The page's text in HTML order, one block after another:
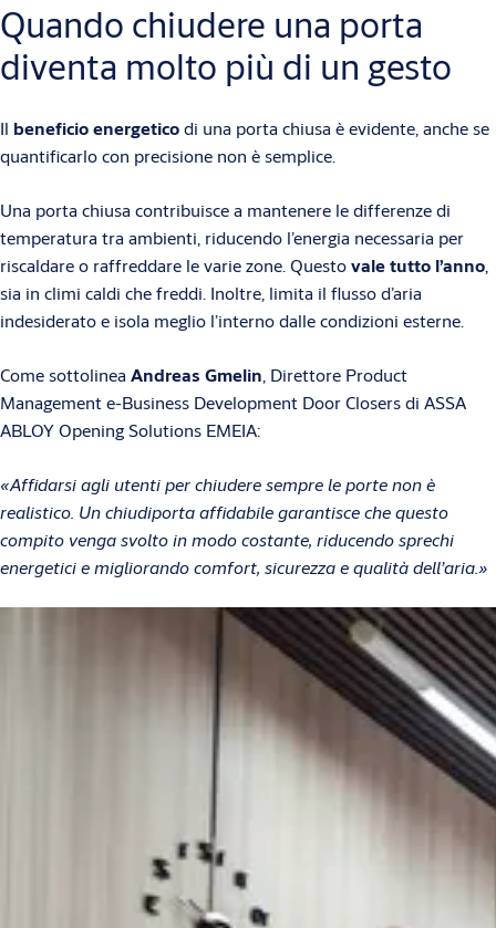
Quando chiudere una porta
diventa molto più di un gesto
Il beneficio energeticodi una porta chiusa è evidente, anche se
quantificarlo con precisione non è semplice.
Una porta chiusa contribuisce a mantenere le differenze di
temperatura tra ambienti, riducendo l’energia necessaria per
riscaldare o raffreddare le varie zone. Questovale tutto l’anno,
sia in climi caldi che freddi. Inoltre, limita il flusso d’aria
indesiderato e isola meglio l’interno dalle condizioni esterne.
Come sottolinea Andreas Gmelin, Direttore Product
Management e-Business Development Door Closers di ASSA
ABLOY Opening Solutions EMEIA:
«Affidarsi agli utenti per chiudere sempre le porte non è
realistico. Un chiudiporta affidabile garantisce che questo
compito venga svolto in modo costante, riducendo sprechi
energetici e migliorando comfort, sicurezza e qualità dell’aria.»